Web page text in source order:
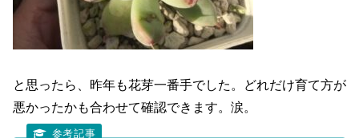
と思ったら、昨年も花芽一番手でした。どれだけ育て方が
悪かったかも合わせて確認できます。涙。